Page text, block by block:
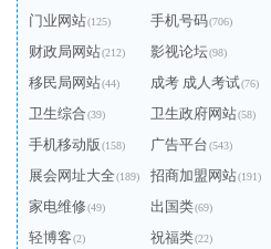
门业网站(125) 手机号码(706)
财政局网站(212) 影视论坛(98)
移民局网站(44) 成考 成人考试(76)
卫生综合(39) 卫生政府网站(58)
手机移动版(158) 广告平台(543)
展会网址大全(189) 招商加盟网站(191)
家电维修(49) 出国类(69)
轻博客(2) 祝福类(22)